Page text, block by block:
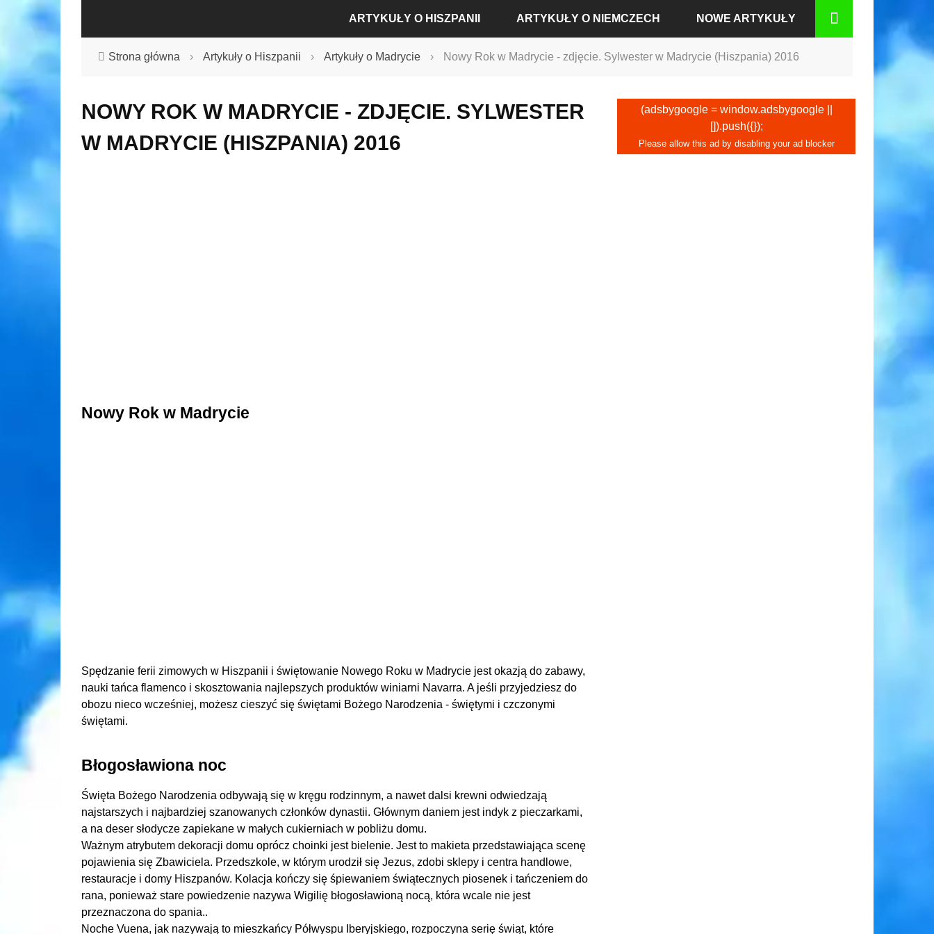
ARTYKUŁY O HISZPANII
ARTYKUŁY O BARCELONIE
ARTYKUŁY O MADRYCIE
ARTYKUŁY O NIEMCZECH
ARTYKUŁY O BERLINIE
NOWE ARTYKUŁY
Strona główna › Artykuły o Hiszpanii › Artykuły o Madrycie › Nowy Rok w Madrycie - zdjęcie. Sylwester w Madrycie (Hiszpania) 2016
NOWY ROK W MADRYCIE - ZDJĘCIE. SYLWESTER
W MADRYCIE (HISZPANIA) 2016
Nowy Rok w Madrycie
Spędzanie ferii zimowych w Hiszpanii i świętowanie Nowego Roku w Madrycie jest okazją do zabawy,
nauki tańca flamenco i skosztowania najlepszych produktów winiarni Navarra. A jeśli przyjedziesz do
obozu nieco wcześniej, możesz cieszyć się świętami Bożego Narodzenia - świętymi i czczonymi
świętami.
Błogosławiona noc
Święta Bożego Narodzenia odbywają się w kręgu rodzinnym, a nawet dalsi krewni odwiedzają
najstarszych i najbardziej szanowanych członków dynastii. Głównym daniem jest indyk z pieczarkami,
a na deser słodycze zapiekane w małych cukierniach w pobliżu domu.
Ważnym atrybutem dekoracji domu oprócz choinki jest bielenie. Jest to makieta przedstawiająca scenę
pojawienia się Zbawiciela. Przedszkole, w którym urodził się Jezus, zdobi sklepy i centra handlowe,
restauracje i domy Hiszpanów. Kolacja kończy się śpiewaniem świątecznych piosenek i tańczeniem do
rana, ponieważ stare powiedzenie nazywa Wigilię błogosławioną nocą, która wcale nie jest
przeznaczona do spania..
Noche Vuena, jak nazywają to mieszkańcy Półwyspu Iberyjskiego, rozpoczyna serię świąt, które
(adsbygoogle = window.adsbygoogle ||
[]).push({});